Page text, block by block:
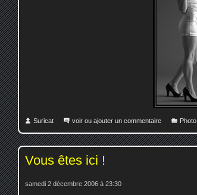
Suricat voir ou ajouter un commentaire Photo
Vous êtes ici !
samedi 2 décembre 2006 à 23:30